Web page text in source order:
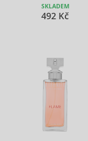
SKLADEM
492 Kč